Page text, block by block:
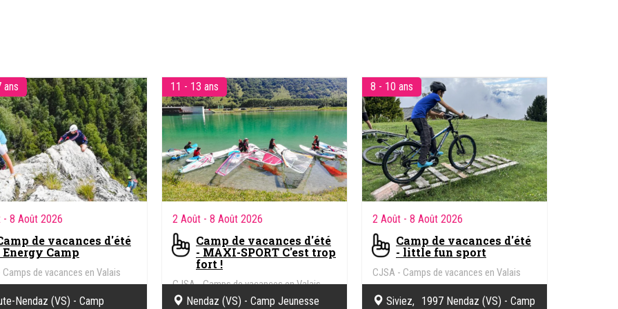
- Tennis & Multisports (9 - 17 ans)
- Maxi-sport (11-13 ans)
- Energy Camp (14-17 ans)
- Padel, Tennis et Multisports (11 -
17 ans)
- Maxi-sport (11 - 13 ans)
Ados : Cours de freestyle, freeride,
skicross, boardercross, slidepark &
tricks, safety academy ,
Adultes : Raquettes, raquettes-
fondue, ski-slalom, descente aux
flambeaux, construction d'igloo,
luge ob, engins de glisse,
geocoaching, orientation, rescue
challenge, feux de nuit, team
building, courses patrouille
Ski safari, Ski guiding, Ski VIP,
Cours ski nordique classique,
ans
- 8 Août 2026
de vacances d'été
Energy Camp
Camps de vacances en Valais
Nendaz (VS) - Camp
11 - 13 ans
2 Août - 8 Août 2026
Camp de vacances d'été
- MAXI-SPORT C'est trop
fort !
CJSA - Camps de vacances en Valais
Nendaz (VS) - Camp Jeunesse
8 - 10 ans
2 Août - 8 Août 2026
Camp de vacances d'été
- little fun sport
CJSA - Camps de vacances en Valais
Siviez, 1997 Nendaz (VS) - Camp